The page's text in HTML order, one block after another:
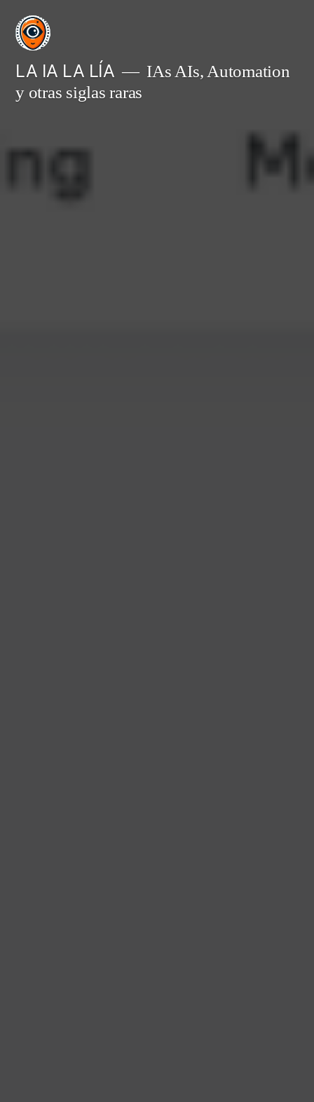
Saltar
contenido
LA IA LA LÍA
IAs AIs, Automation
y otras siglas raras